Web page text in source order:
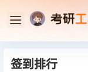
签到排行